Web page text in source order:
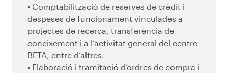
• Comptabilització de reserves de crèdit i
despeses de funcionament vinculades a
projectes de recerca, transferència de
coneixement i a l’activitat general del centre
BETA, entre d’altres.
• Elaboració i tramitació d’ordres de compra i